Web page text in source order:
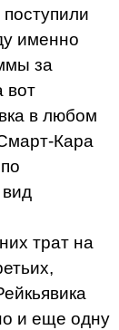
именно
за
вот
в любом
Кара
трат на
и еще одну